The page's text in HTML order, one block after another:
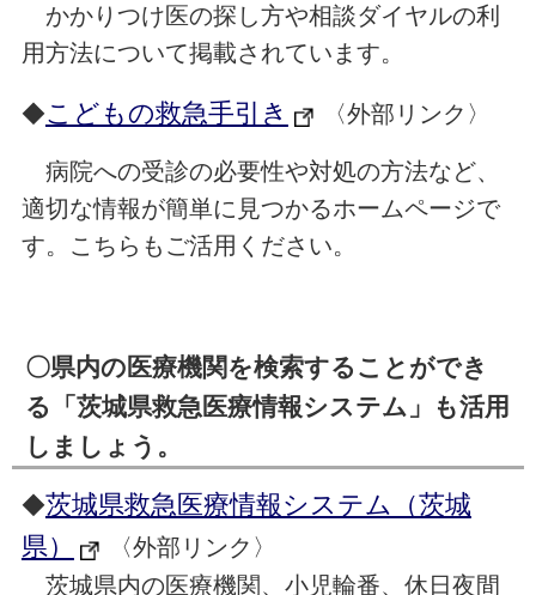
かかりつけ医の探し方や相談ダイヤルの利
用方法について掲載されています。
◆こどもの救急手引き 〈外部リンク〉
病院への受診の必要性や対処の方法など、
適切な情報が簡単に見つかるホームページで
す。こちらもご活用ください。
〇県内の医療機関を検索することができ
る「茨城県救急医療情報システム」も活用
しましょう。
◆茨城県救急医療情報システム（茨城
県）
〈外部リンク〉
茨城県内の医療機関、小児輪番、休日夜間